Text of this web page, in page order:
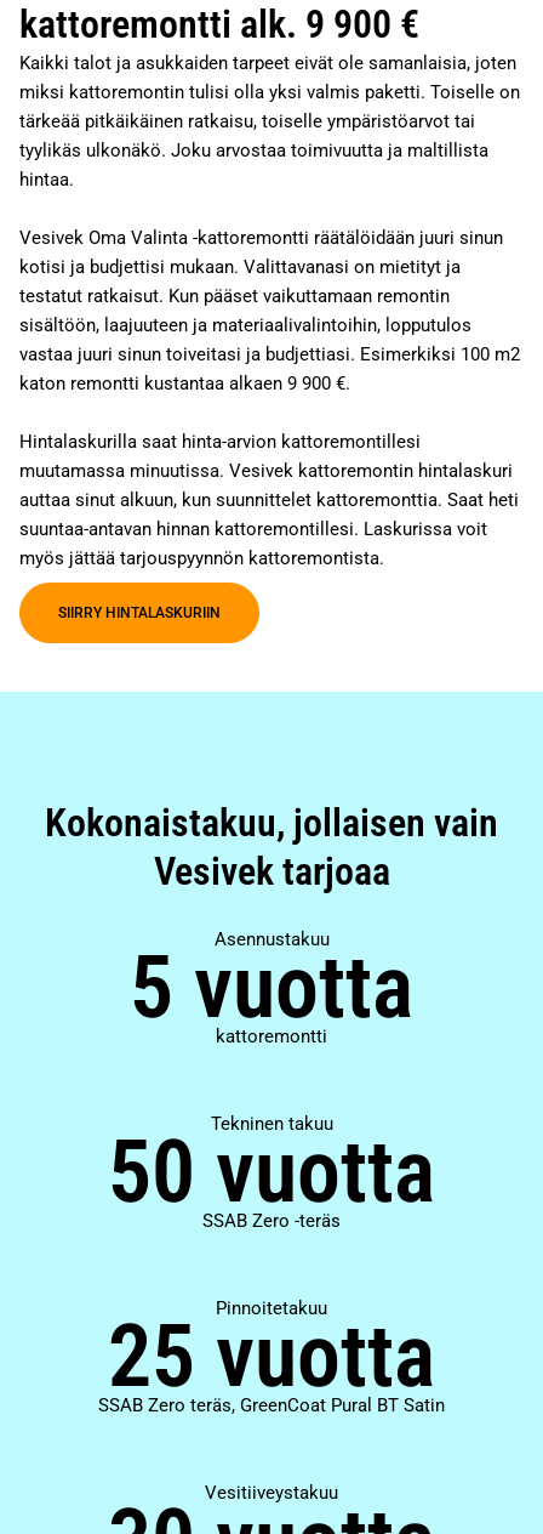
kattoremontti alk. 9 900 €
Kaikki talot ja asukkaiden tarpeet eivät ole samanlaisia, joten
miksi kattoremontin tulisi olla yksi valmis paketti. Toiselle on
tärkeää pitkäikäinen ratkaisu, toiselle ympäristöarvot tai
tyylikäs ulkonäkö. Joku arvostaa toimivuutta ja maltillista
hintaa.
Vesivek Oma Valinta -kattoremontti räätälöidään juuri sinun
kotisi ja budjettisi mukaan. Valittavanasi on mietityt ja
testatut ratkaisut. Kun pääset vaikuttamaan remontin
sisältöön, laajuuteen ja materiaalivalintoihin, lopputulos
vastaa juuri sinun toiveitasi ja budjettiasi. Esimerkiksi 100 m2
katon remontti kustantaa alkaen 9 900 €.
Hintalaskurilla saat hinta-arvion kattoremontillesi
muutamassa minuutissa. Vesivek kattoremontin hintalaskuri
auttaa sinut alkuun, kun suunnittelet kattoremonttia. Saat heti
suuntaa-antavan hinnan kattoremontillesi. Laskurissa voit
myös jättää tarjouspyynnön kattoremontista.
SIIRRY HINTALASKURIIN
Kokonaistakuu, jollaisen vain
Vesivek tarjoaa
Asennustakuu
5 vuotta
kattoremontti
Tekninen takuu
50 vuotta
SSAB Zero -teräs
Pinnoitetakuu
25 vuotta
SSAB Zero teräs, GreenCoat Pural BT Satin
Vesitiiveystakuu